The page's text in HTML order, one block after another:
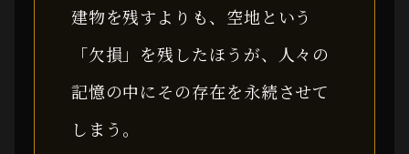
建物を残すよりも、空地という
「欠損」を残したほうが、人々の
記憶の中にその存在を永続させて
しまう。